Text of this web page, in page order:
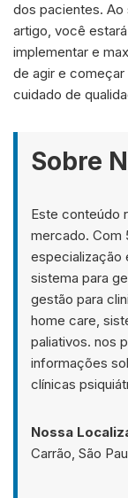
dos pacientes. Ao
artigo, você
implementar e
de agir e
cuidado de
Sobre
Este conteúdo
mercado. Com
especialização
sistema para
gestão para
home care,
paliativos. nos
informações
clínicas
Nossa
Carrão, São